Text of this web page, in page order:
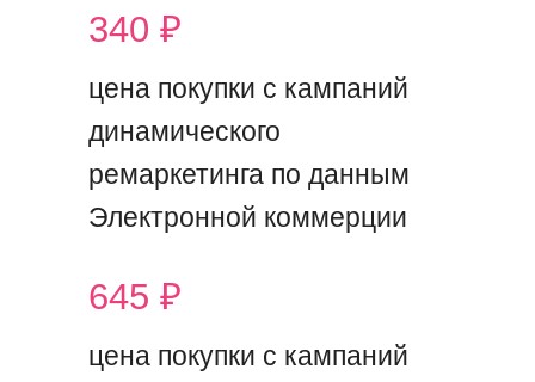
340 ₽
цена покупки с кампаний
динамического
ремаркетинга по данным
Электронной коммерции
645 ₽
цена покупки с кампаний
а мы подберем
инструменты
Напишите ваш вопрос, не забудьте указать
телефон. Мы перезвоним и все расскажем.